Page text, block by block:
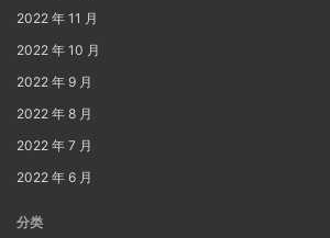
2022 年 11 月
2022 年 10 月
2022 年 9 月
2022 年 8 月
2022 年 7 月
2022 年 6 月
分类